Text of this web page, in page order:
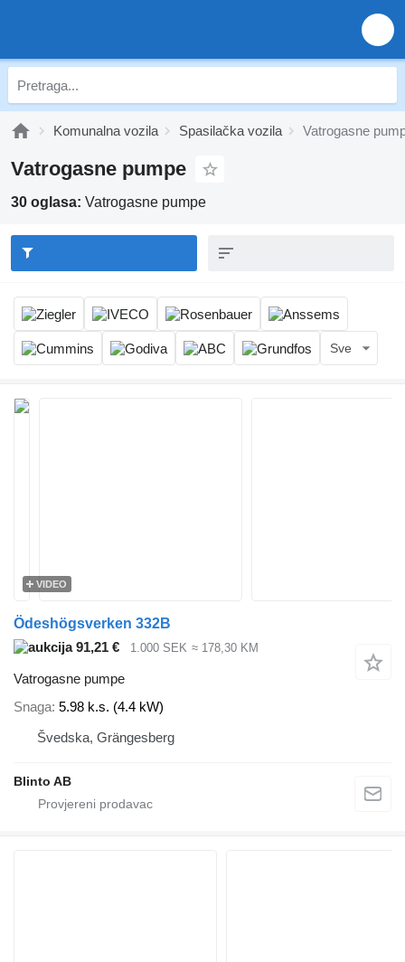
Komunalna vozila Spasilačka vozila Vatrogasne
Vatrogasne pumpe
30 oglasa: Vatrogasne pumpe
Sve
VIDEO
Ödeshögsverken 332B
91,21 €
1.000 SEK ≈ 178,30 KM
Vatrogasne pumpe
Snaga 5.98 k.s. (4.4 kW)
Švedska, Grängesberg
Blinto AB